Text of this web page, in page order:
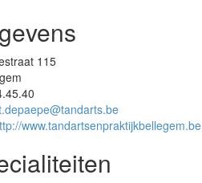
115
www.tandartsenpraktijkbellegem.be